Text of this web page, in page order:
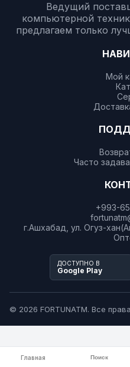
Ведущий
компьютерной
предлагаем только
Мой
Часто
+993-
г.Ашхабад, ул. Огуз-
ДОСТУПНО В
Google Play
© 2026 FORTUNATM. Все
Главная Поиск